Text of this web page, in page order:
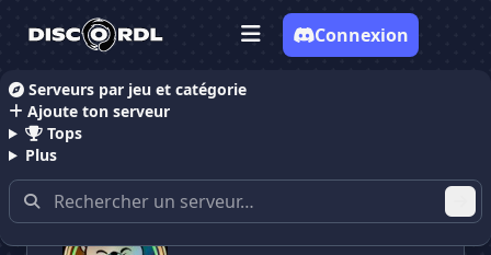
Serveurs par jeu et catégorie
Ajoute ton serveur
Tops
Plus
Connexion
Accueil Serveurs Discord Communauté